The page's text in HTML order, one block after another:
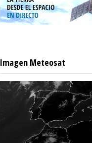
Imagen Meteosat